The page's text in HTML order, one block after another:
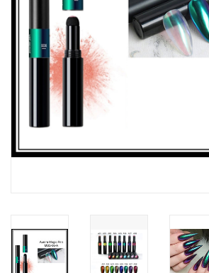
NailArt Producten
Startpakketten
NIEUW! MBS Producten
Hema free line/Hypoallergenic